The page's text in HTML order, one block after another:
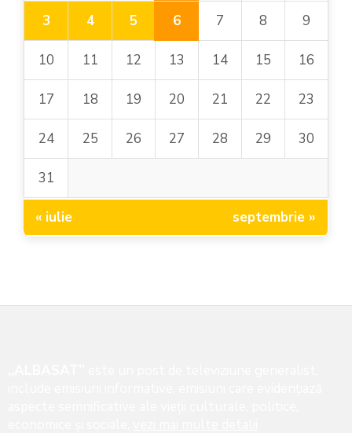
3 4 5 6 7 8 9
10 11 12 13 14 15 16
17 18 19 20 21 22 23
24 25 26 27 28 29 30
31
« iulie septembrie »